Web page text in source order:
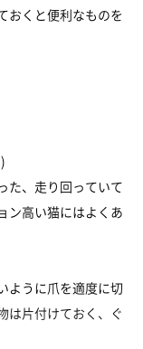
おくと便利なものを
た、走り回っていて
ン高い猫にはよくあ
ように爪を適度に切
は片付けておく、ぐ